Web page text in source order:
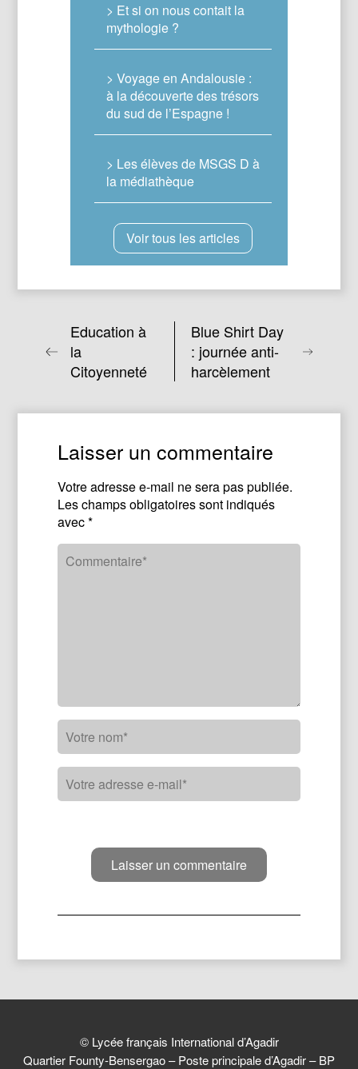
> Et si on nous contait la
mythologie ?
> Voyage en Andalousie :
à la découverte des trésors
du sud de l’Espagne !
> Les élèves de MSGS D à
la médiathèque
Voir tous les articles
Education à
la
Citoyenneté
Blue Shirt Day
: journée anti-
harcèlement
Laisser un commentaire
Votre adresse e-mail ne sera pas publiée.
Les champs obligatoires sont indiqués
avec*
© Lycée français International d’Agadir
Quartier Founty-Bensergao – Poste principale d’Agadir – BP